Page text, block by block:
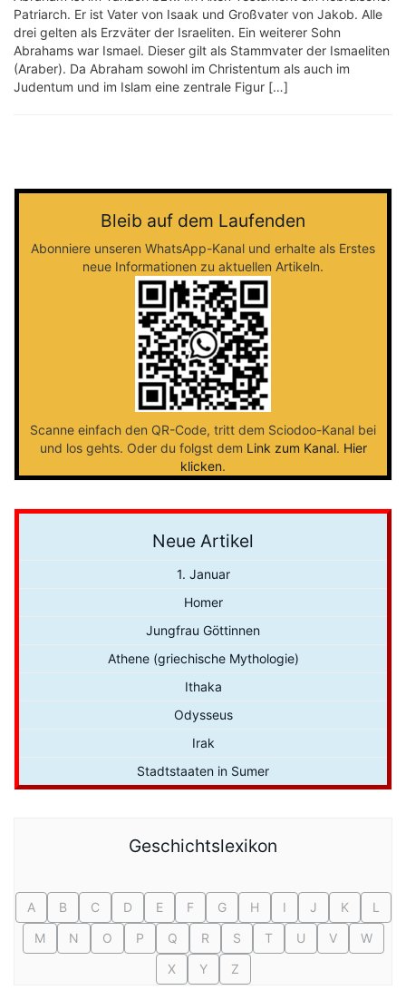
Patriarch. Er ist Vater von Isaak und Großvater von Jakob. Alle
drei gelten als Erzväter der Israeliten. Ein weiterer Sohn
Abrahams war Ismael. Dieser gilt als Stammvater der Ismaeliten
(Araber). Da Abraham sowohl im Christentum als auch im
Judentum und im Islam eine zentrale Figur […]
Bleib auf dem Laufenden
Abonniere unseren WhatsApp-Kanal und erhalte als Erstes
neue Informationen zu aktuellen Artikeln.
Scanne einfach den QR-Code, tritt dem Sciodoo-Kanal bei
und los gehts. Oder du folgst dem Link zum Kanal. Hier
klicken.
Neue Artikel
1. Januar
Homer
Jungfrau Göttinnen
Athene (griechische Mythologie)
Ithaka
Odysseus
Irak
Stadtstaaten in Sumer
Geschichtslexikon
A B C D E F G H I J K
L
M
N O P Q R S T U V
W
X
Y Z